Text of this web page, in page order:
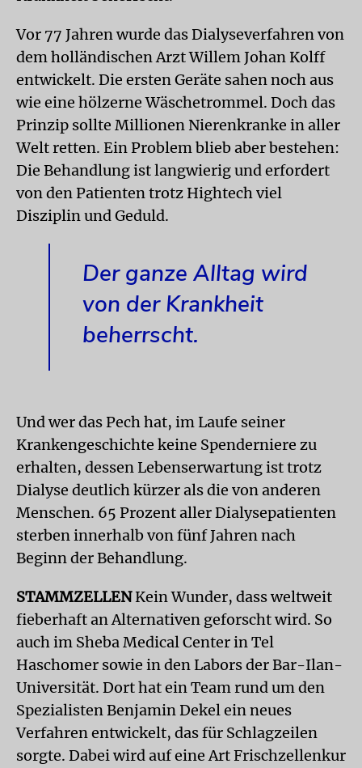
Vor 77 Jahren wurde das Dialyseverfahren von
dem holländischen Arzt Willem Johan Kolff
entwickelt. Die ersten Geräte sahen noch aus
wie eine hölzerne Wäschetrommel. Doch das
Prinzip sollte Millionen Nierenkranke in aller
Welt retten. Ein Problem blieb aber bestehen:
Die Behandlung ist langwierig und erfordert
von den Patienten trotz Hightech viel
Disziplin und Geduld.
Der ganze Alltag wird
von der Krankheit
beherrscht.
Und wer das Pech hat, im Laufe seiner
Krankengeschichte keine Spenderniere zu
erhalten, dessen Lebenserwartung ist trotz
Dialyse deutlich kürzer als die von anderen
Menschen. 65 Prozent aller Dialysepatienten
sterben innerhalb von fünf Jahren nach
Beginn der Behandlung.
STAMMZELLENKein Wunder, dass weltweit
fieberhaft an Alternativen geforscht wird. So
auch im Sheba Medical Center in Tel
Haschomer sowie in den Labors der Bar-Ilan-
Universität. Dort hat ein Team rund um den
Spezialisten Benjamin Dekel ein neues
Verfahren entwickelt, das für Schlagzeilen
sorgte. Dabei wird auf eine Art Frischzellenkur